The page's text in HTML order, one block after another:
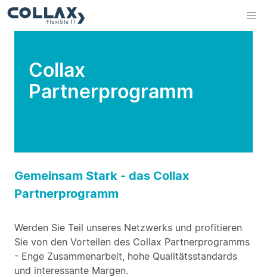
Collax
Partnerprogramm
Gemeinsam Stark - das Collax
Partnerprogramm
Werden Sie Teil unseres Netzwerks und profitieren
Sie von den Vorteilen des Collax Partnerprogramms
- Enge Zusammenarbeit, hohe Qualitätsstandards
und interessante Margen.